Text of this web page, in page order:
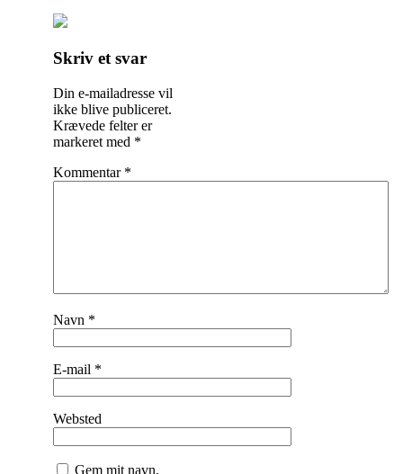
Indlægsnavigation
Skriv et svar
Din e-mailadresse vil
ikke blive publiceret.
Krævede felter er
markeret med *
Kommentar *
Navn *
E-mail *
Websted
Gem mit navn,